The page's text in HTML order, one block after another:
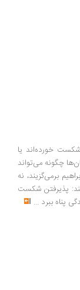
یا
می‌تواند
نه
شکست
ببرد...